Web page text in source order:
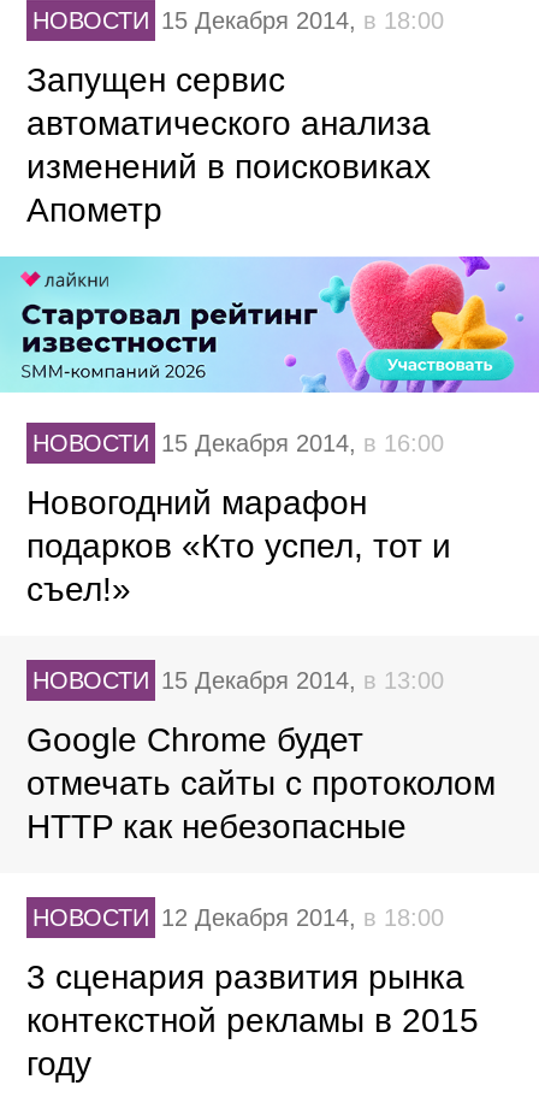
НОВОСТИ 15 Декабря 2014, в 18:00
Запущен сервис
автоматического анализа
изменений в поисковиках
Апометр
НОВОСТИ 15 Декабря 2014, в 16:00
Новогодний марафон
подарков «Кто успел, тот и
съел!»
НОВОСТИ 15 Декабря 2014, в 13:00
Google Chrome будет
отмечать сайты с протоколом
HTTP как небезопасные
НОВОСТИ 12 Декабря 2014, в 18:00
3 сценария развития рынка
контекстной рекламы в 2015
году